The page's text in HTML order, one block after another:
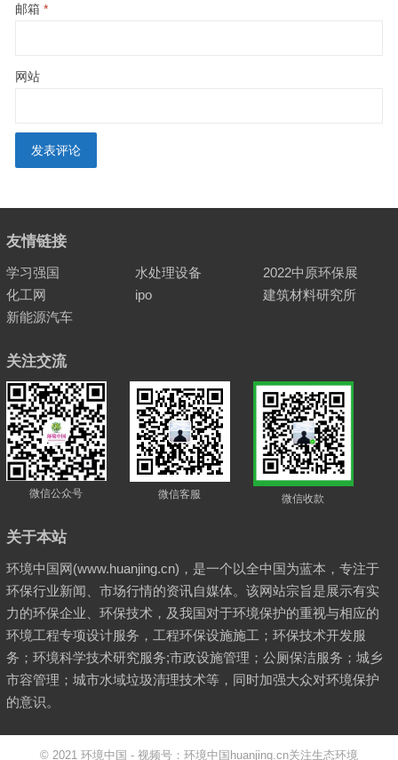
邮箱 *
网站
友情链接
学习强国 水处理设备
2022中原环保展
化工网
ipo
建筑材料研究所
新能源汽车
关注交流
微信公众号 微信客服 微信收款
关于本站
环境中国网(www.huanjing.cn)，是一个以全中国为蓝本，专注于
环保行业新闻、市场行情的资讯自媒体。该网站宗旨是展示有实
力的环保企业、环保技术，及我国对于环境保护的重视与相应的
环境工程专项设计服务，工程环保设施施工；环保技术开发服
务；环境科学技术研究服务;市政设施管理；公厕保洁服务；城乡
市容管理；城市水域垃圾清理技术等，同时加强大众对环境保护
的意识。
© 2021 环境中国 - 视频号：环境中国huanjing.cn关注生态环境